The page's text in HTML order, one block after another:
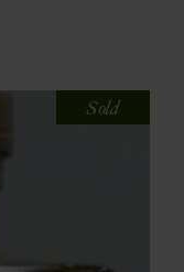
Sold